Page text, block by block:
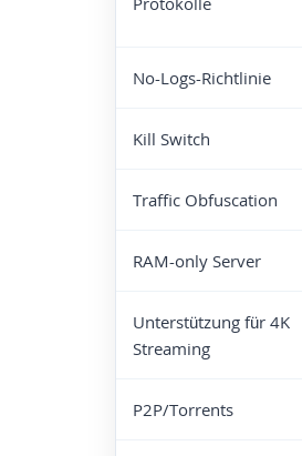
No-Logs-Richtlinie
Kill Switch
Traffic Obfuscation
RAM-only Server
Unterstützung für 4K
Streaming
P2P/Torrents